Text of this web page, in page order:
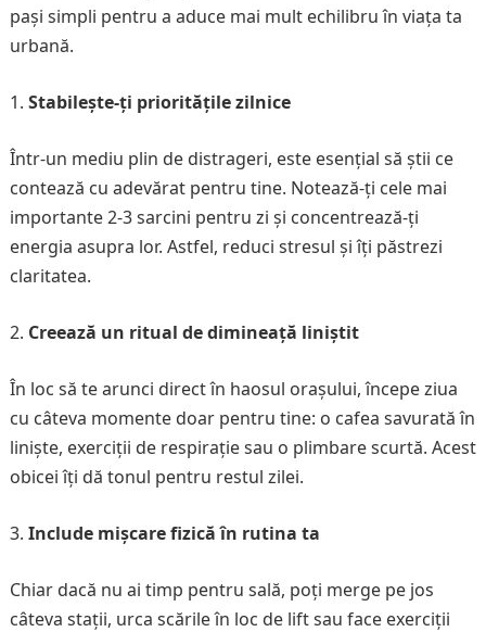
pași simpli pentru a aduce mai mult echilibru în viața ta
urbană.
Stabilește-ți prioritățile zilnice
Într-un mediu plin de distrageri, este esențial să știi ce
contează cu adevărat pentru tine. Notează-ți cele mai
importante 2-3 sarcini pentru zi și concentrează-ți
energia asupra lor. Astfel, reduci stresul și îți păstrezi
claritatea.
Creează un ritual de dimineață liniștit
În loc să te arunci direct în haosul orașului, începe ziua
cu câteva momente doar pentru tine: o cafea savurată în
liniște, exerciții de respirație sau o plimbare scurtă. Acest
obicei îți dă tonul pentru restul zilei.
Include mișcare fizică în rutina ta
Chiar dacă nu ai timp pentru sală, poți merge pe jos
câteva stații, urca scările în loc de lift sau face exerciții